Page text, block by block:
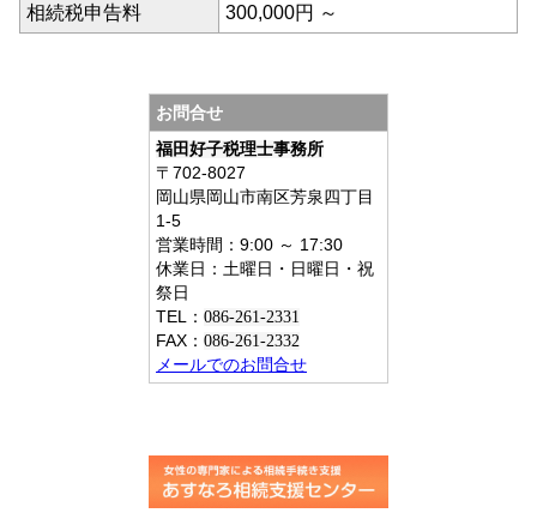
相続税申告料 300,000円 ～
お問合せ
福田好子税理士事務所
〒702-8027
岡山県岡山市南区芳泉四丁目
1-5
営業時間 ： 9:00 ～ 17:30
休業日：土曜日・日曜日・祝
祭日
TEL： 086-261-2331
FAX： 086-261-2332
メールでのお問合せ